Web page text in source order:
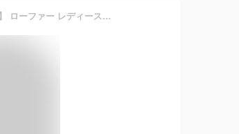
【楽天ランキング20冠達成】【サイズ交換無料！】 ローファー レディース パンプス 靴 オシャレ 幅広 疲れない 通勤 履きやすい 痛くない 走れる ローヒール ヒール 歩きやすい レディースパンプスパンプス フラットシューズ